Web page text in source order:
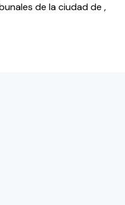
de la ciudad de ,